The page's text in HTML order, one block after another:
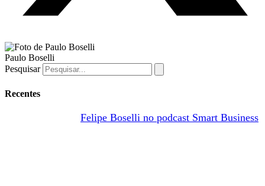
Paulo Boselli
Pesquisar
Recentes
Felipe Boselli no podcast Smart Business